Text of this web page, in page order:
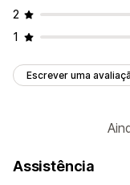
2
1
Escrever uma
Assistência